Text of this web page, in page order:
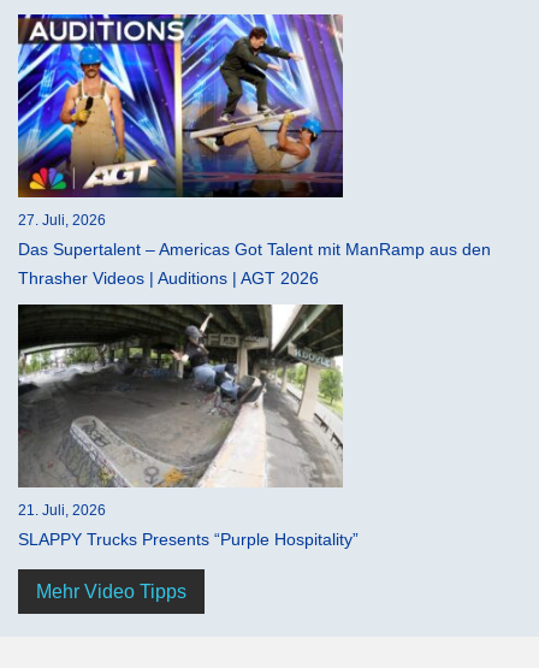
27. Juli, 2026
Das Supertalent – Americas Got Talent mit ManRamp aus den
Thrasher Videos | Auditions | AGT 2026
21. Juli, 2026
SLAPPY Trucks Presents “Purple Hospitality”
Mehr Video Tipps